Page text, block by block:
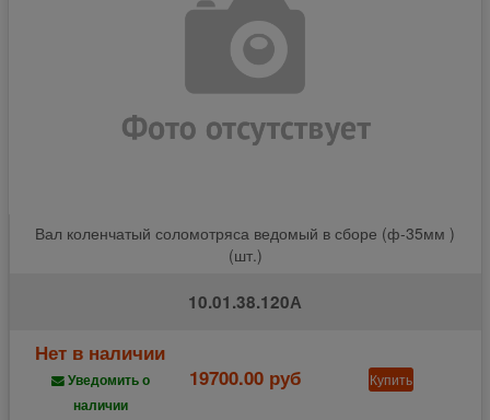
Вал коленчатый соломотряса ведомый в сборе (ф-35мм )
(шт.)
10.01.38.120А
Нет в наличии
Уведомить о
наличии
19700.00 руб Купить